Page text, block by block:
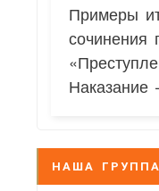
Примеры
сочинения
НАША